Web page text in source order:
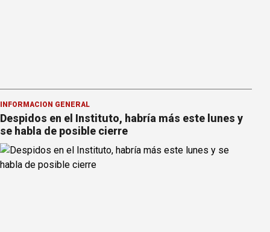
INFORMACION GENERAL
Despidos en el Instituto, habría más este lunes y
se habla de posible cierre